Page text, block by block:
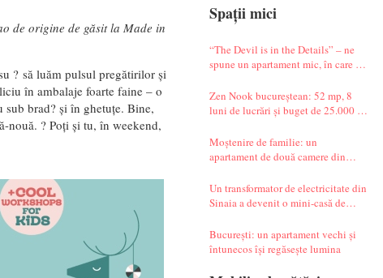
Spații mici
“The Devil is in the Details” – ne
spune un apartament mic, în care te
Zen Nook bucureștean: 52 mp, 8
luni de lucrări și buget de 25.000 de
Moștenire de familie: un
apartament de două camere din
Un transformator de electricitate din
Sinaia a devenit o mini-casă de
București: un apartament vechi și
întunecos își regăsește lumina
de origine de găsit la Made in
? să luăm pulsul pregătirilor și
în ambalaje foarte faine – o
brad? și în ghetuțe. Bine,
nouă. ? Poți și tu, în weekend,